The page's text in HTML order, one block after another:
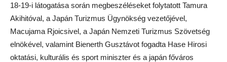
18-19-i látogatása során megbeszéléseket folytatott Tamura
Akihitóval, a Japán Turizmus Ügynökség vezetőjével,
Macujama Rjoicsivel, a Japán Nemzeti Turizmus Szövetség
elnökével, valamint Bienerth Gusztávot fogadta Hase Hirosi
oktatási, kulturális és sport miniszter és a japán főváros